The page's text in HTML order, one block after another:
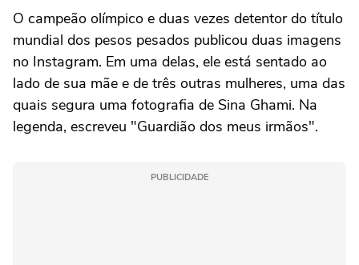
O campeão olímpico e duas vezes detentor do título
mundial dos pesos pesados publicou duas imagens
no Instagram. Em uma delas, ele está sentado ao
lado de sua mãe e de três outras mulheres, uma das
quais segura uma fotografia de Sina Ghami. Na
legenda, escreveu "Guardião dos meus irmãos".
PUBLICIDADE